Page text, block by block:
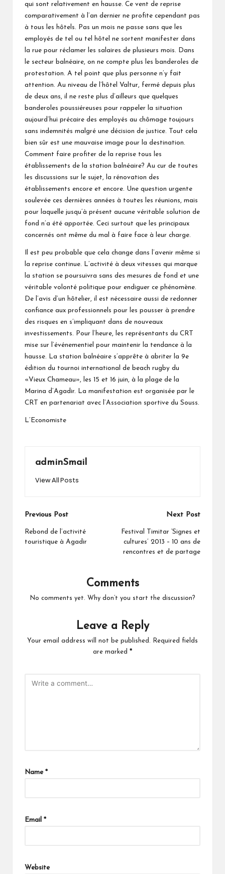
qui sont relativement en hausse. Ce vent de reprise
comparativement à l’an dernier ne profite cependant pas
à tous les hôtels. Pas un mois ne passe sans que les
employés de tel ou tel hôtel ne sortent manifester dans
la rue pour réclamer les salaires de plusieurs mois. Dans
le secteur balnéaire, on ne compte plus les banderoles de
protestation. A tel point que plus personne n’y fait
attention. Au niveau de l’hôtel Valtur, fermé depuis plus
de deux ans, il ne reste plus d’ailleurs que quelques
banderoles poussiéreuses pour rappeler la situation
aujourd’hui précaire des employés au chômage toujours
sans indemnités malgré une décision de justice. Tout cela
bien sûr est une mauvaise image pour la destination.
Comment faire profiter de la reprise tous les
établissements de la station balnéaire? Au cur de toutes
les discussions sur le sujet, la rénovation des
établissements encore et encore. Une question urgente
soulevée ces dernières années à toutes les réunions, mais
pour laquelle jusqu’à présent aucune véritable solution de
fond n’a été apportée. Ceci surtout que les principaux
concernés ont même du mal à faire face à leur charge.
Il est peu probable que cela change dans l’avenir même si
la reprise continue. L’activité à deux vitesses qui marque
la station se poursuivra sans des mesures de fond et une
véritable volonté politique pour endiguer ce phénomène.
De l’avis d’un hôtelier, il est nécessaire aussi de redonner
confiance aux professionnels pour les pousser à prendre
des risques en s’impliquant dans de nouveaux
investissements. Pour l’heure, les représentants du CRT
mise sur l’événementiel pour maintenir la tendance à la
hausse. La station balnéaire s’apprête à abriter la 9e
édition du tournoi international de beach rugby du
«Vieux Chameau», les 15 et 16 juin, à la plage de la
Marina d’Agadir. La manifestation est organisée par le
CRT en partenariat avec l’Association sportive du Souss.
L’Economiste
adminSmail
View All Posts
Post
navigation
Previous Post
Rebond de l’activité
touristique à Agadir
Next Post
Festival Timitar ‘Signes et
cultures’ 2013 – 10 ans de
rencontres et de partage
Comments
No comments yet. Why don’t you start the discussion?
Leave a Reply
Your email address will not be published.
Required fields
are marked *
Name *
Email *
Website